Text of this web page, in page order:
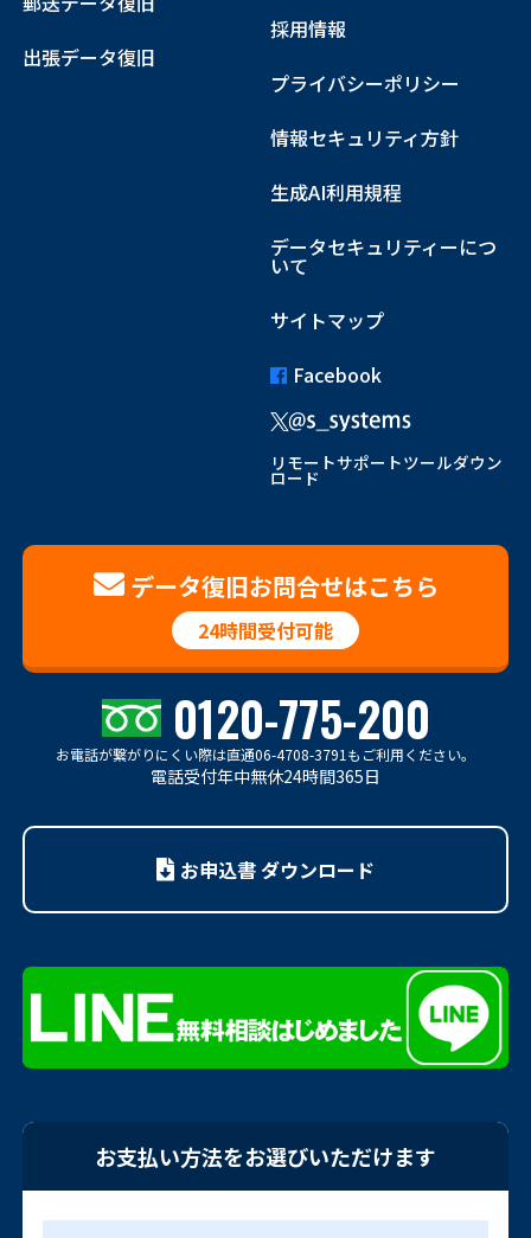
出張データ復旧
採用情報
プライバシーポリシー
情報セキュリティ方針
生成AI利用規程
データセキュリティーにつ
いて
サイトマップ
Facebook
リモートサポートツールダウン
ロード
データ復旧お問合せはこちら
24時間受付可能
0120-775-200
お電話が繋がりにくい際は直通06-4708-3791もご利用ください。
電話受付年中無休24時間365日
お申込書 ダウンロード
お支払い方法をお選びいただけます